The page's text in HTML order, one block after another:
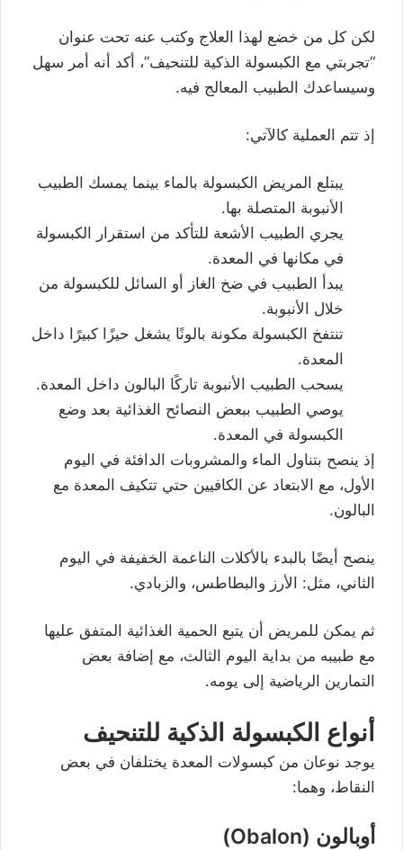
لكن كل من خضع لهذا العلاج وكتب عنه تحت عنوان
“تجربتي مع الكبسولة الذكية للتنحيف”، أكد أنه أمر سهل
وسيساعدك الطبيب المعالج فيه.
إذ تتم العملية كالآتي:
يبتلع المريض الكبسولة بالماء بينما يمسك الطبيب
الأنبوبة المتصلة بها.
يجري الطبيب الأشعة للتأكد من استقرار الكبسولة
في مكانها في المعدة.
يبدأ الطبيب في ضخ الغاز أو السائل للكبسولة من
خلال الأنبوبة.
تنتفخ الكبسولة مكونة بالونًا يشغل حيزًا كبيرًا داخل
المعدة.
يسحب الطبيب الأنبوبة تاركًا البالون داخل المعدة.
يوصي الطبيب ببعض النصائح الغذائية بعد وضع
الكبسولة في المعدة.
إذ ينصح بتناول الماء والمشروبات الدافئة في اليوم
الأول، مع الابتعاد عن الكافيين حتي تتكيف المعدة مع
البالون.
ينصح أيضًا بالبدء بالأكلات الناعمة الخفيفة في اليوم
الثاني، مثل: الأرز والبطاطس، والزبادي.
ثم يمكن للمريض أن يتبع الحمية الغذائية المتفق عليها
مع طبيبه من بداية اليوم الثالث، مع إضافة بعض
التمارين الرياضية إلى يومه.
أنواع الكبسولة الذكية للتنحيف
يوجد نوعان من كبسولات المعدة يختلفان في بعض
النقاط، وهما:
أوبالون (Obalon)